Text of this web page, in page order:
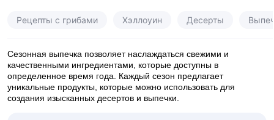
Рецепты с грибами Хэллоуин Десерты
Сезонная выпечка позволяет наслаждаться свежими и
качественными ингредиентами, которые доступны в
определенное время года. Каждый сезон предлагает
уникальные продукты, которые можно использовать для
создания изысканных десертов и выпечки.